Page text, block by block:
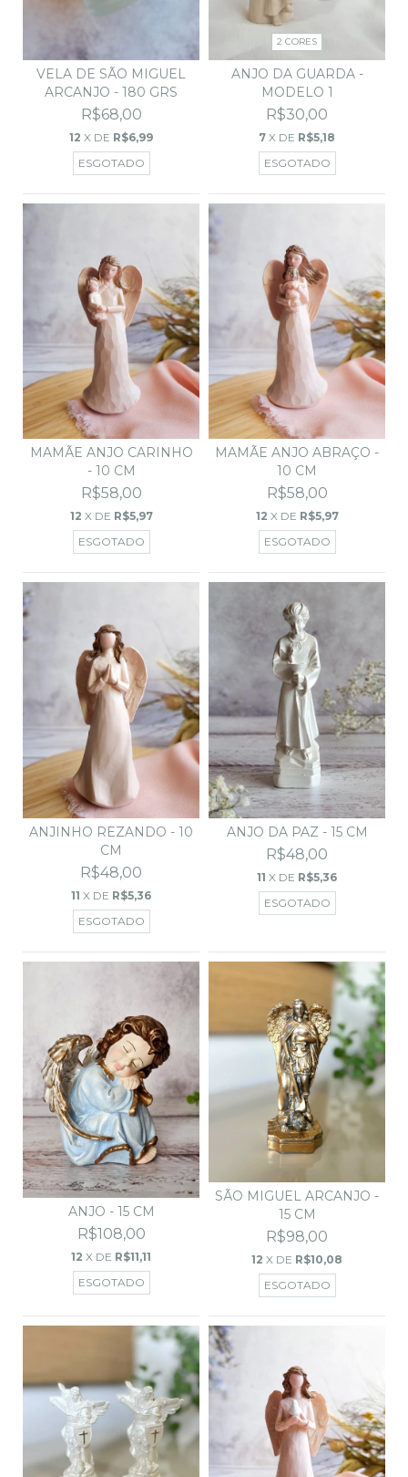
VELA DE SÃO MIGUEL
ARCANJO - 180 GRS
R$68,00
12 X DE R$6,99
ESGOTADO
2 CORES
ANJO DA GUARDA -
MODELO 1
R$30,00
7 X DE R$5,18
ESGOTADO
MAMÃE ANJO CARINHO
- 10 CM
R$58,00
12 X DE R$5,97
ESGOTADO
MAMÃE ANJO ABRAÇO -
10 CM
R$58,00
12 X DE R$5,97
ESGOTADO
ANJINHO REZANDO - 10
CM
R$48,00
11 X DE R$5,36
ESGOTADO
ANJO DA PAZ - 15 CM
R$48,00
11 X DE R$5,36
ESGOTADO
ANJO - 15 CM
R$108,00
12 X DE R$11,11
ESGOTADO
SÃO MIGUEL ARCANJO -
15 CM
R$98,00
12 X DE R$10,08
ESGOTADO